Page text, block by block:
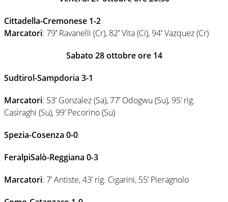
Cittadella-Cremonese 1-2
Marcatori: 79′ Ravanelli (Cr), 82′ Vita (Ci), 94′ Vazquez (Cr)
Sabato 28 ottobre ore 14
Sudtirol-Sampdoria 3-1
Marcatori: 53’ Gonzalez (Sa), 77’ Odogwu (Su), 95’ rig.
Casiraghi (Su), 99’ Pecorino (Su)
Spezia-Cosenza 0-0
FeralpiSalò-Reggiana 0-3
Marcatori: 7’ Antiste, 43’ rig. Cigarini, 55’ Pieragnolo